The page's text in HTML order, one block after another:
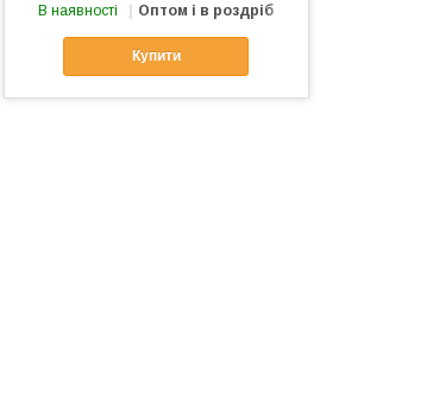
В наявності Оптом і в роздріб
Купити